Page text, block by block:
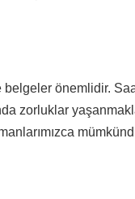
önemlidir.
zorluklar